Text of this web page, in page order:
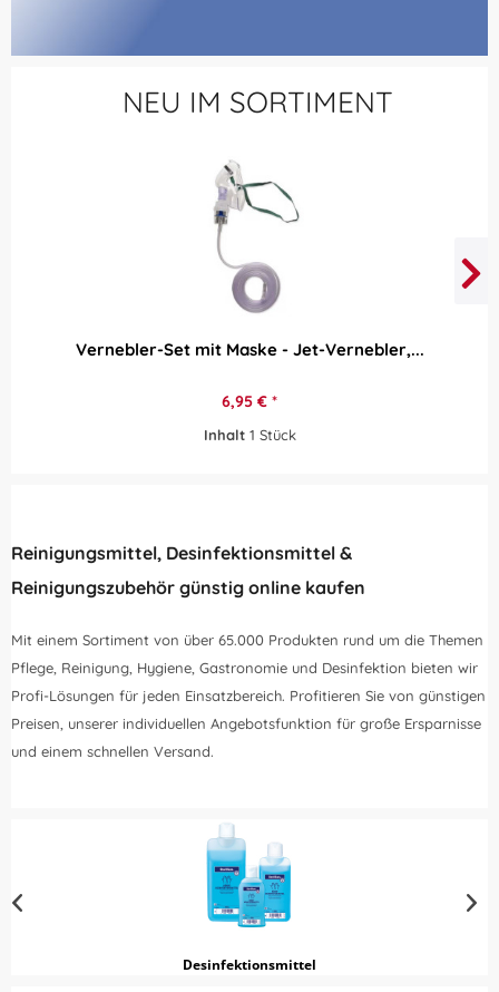
Reinigungsmittel, Desinfektionsmittel &
Reinigungszubehör günstig online kaufen
Mit einem Sortiment von über 65.000 Produkten rund um die Themen
Pflege, Reinigung, Hygiene, Gastronomie und Desinfektion bieten wir
Profi-Lösungen für jeden Einsatzbereich. Profitieren Sie von günstigen
Preisen, unserer individuellen Angebotsfunktion für große Ersparnisse
und einem schnellen Versand.
NEU IM SORTIMENT
Vernebler-Set mit Maske - Jet-Vernebler,...
6,95 € *
Inhalt 1 Stück
Desinfektionsmittel